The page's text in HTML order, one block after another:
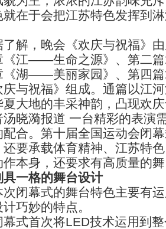
就在于会把江苏特色发挥到
，晚会《欢庆与祝福》由
《江——生命之源》、第二
《湖——美丽家园》、第四
庆与祝福》组成。通篇以江
夏大地的丰采神韵，凸现欢
汤晓漪报道 一台精彩的表演
配合。第十届全国运动会闭
还要承载体育精神、江苏特
作本身，还要求有高质量的
具一格的舞台设计
幕式的舞台特色主要有运
巧妙的特点。
首次将LED技术运用到整